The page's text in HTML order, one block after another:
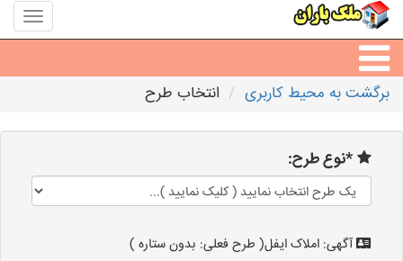
منوی
باران
برگشت به محیط کاربری انتخاب طرح
*نوع طرح:
آگهی: املاک ایفل( طرح فعلی: بدون ستاره )